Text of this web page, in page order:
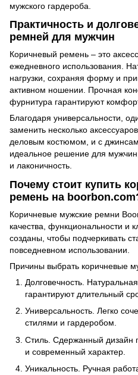
мужского гардероба.
Практичность и
ремней для мужчин
Коричневый ремень – это
ежедневного использования.
нагрузки, сохраняя форму и
активном ношении. Прочная
фурнитура гарантируют
Благодаря универсальности,
заменить несколько
деловым костюмом, и с
идеальное решение для
и лаконичность.
Почему стоит купить
ремень на
Коричневые мужские ремни
качества, функциональности и
созданы, чтобы подчеркивать
повседневном использовании.
Причины выбрать коричневые
Долговечность.
гарантируют длительный
Универсальность. Легко
стилями и гардеробом.
Стиль. Сдержанный дизайн
и современный характер.
Уникальность. Ручная